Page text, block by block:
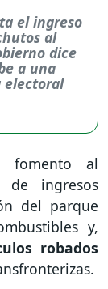
el ingreso
al
dice
a una
electoral
fomento al
de ingresos
del parque
y,
robados